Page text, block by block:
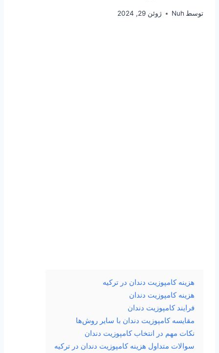
توسط Nuh ژوئن 29, 2024
هزینه کامپوزیت دندان در ترکیه
هزینه کامپوزیت دندان
فرایند کامپوزیت دندان
مقایسه کامپوزیت دندان با سایر روش‌ها
نکات مهم در انتخاب کامپوزیت دندان
سوالات متداول هزینه کامپوزیت دندان در ترکیه